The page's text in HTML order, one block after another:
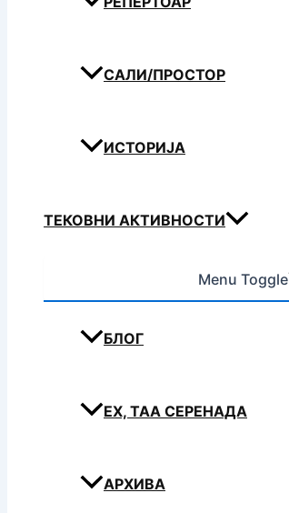
САЛИ/ПРОСТОР
ИСТОРИЈА
ТЕКОВНИ АКТИВНОСТИ
Menu Toggle
БЛОГ
ЕХ, ТАА СЕРЕНАДА
АРХИВА